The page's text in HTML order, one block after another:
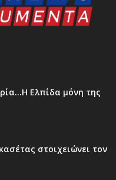
Ελπίδα μόνη της
στοιχειώνει τον